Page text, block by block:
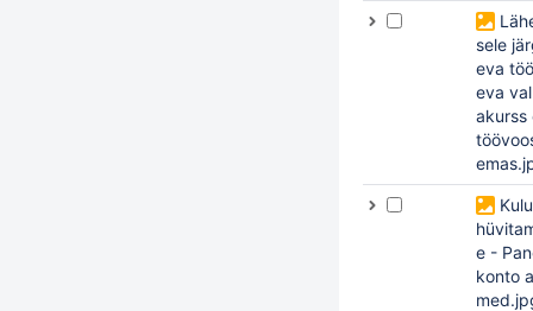
sele
eva
eva
akurss
e -
konto